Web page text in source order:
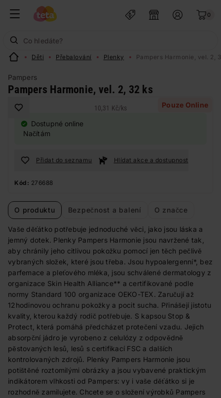
0
Děti Přebalování Plenky Pampers Harmonie, vel. 2,
Pampers
Pampers Harmonie, vel. 2, 32 ks
Pouze Online
10,31 Kč/ks
Dostupné online
Načítám
Přidat do seznamu Hlídat akce a dostupnost
Kód: 276688
O produktu Bezpečnost a balení O značce
Vaše děťátko potřebuje jednoduché věci, jako jsou láska a
jemný dotek. Plenky Pampers Harmonie jsou navržené tak,
aby chránily jeho citlivou pokožku pomocí jen těch pečlivě
vybraných složek, které jsou třeba. Jsou hypoalergenní*, bez
parfemace a pleťového mléka, jsou schválené dermatology z
organizace Skin Health Alliance** a certifikované podle
normy Standard 100 organizace OEKO-TEX. Zaručují až
12hodinovou ochranu pokožky a pocit sucha. Přinášejí jistotu
kvality, kterou každý rodič potřebuje. S kapsou Stop &
Protect, která pomáhá předcházet protečení vzadu. Jejich
absorpční jádro je vyrobeno z celulózy z odpovědně
pěstovaných lesů, lesů s certifikací FSC a dalších
kontrolovaných zdrojů. Plenky Pampers Harmonie jsou
potištěné roztomilými obrázky a jsou vybavené praktickým
indikátorem vlhkosti od Pampers: vy i vaše děťátko si je
rozhodně zamilujete. Chcete se o složení výrobků Pampers